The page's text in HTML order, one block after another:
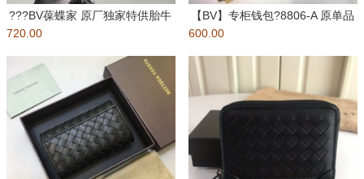
???BV葆蝶家 原厂独家特供胎牛
皮?纯手工编织 皮质越用越
720.00
【BV】专柜钱包?8806-A 原单品
质 采用顶级打蜡牛皮
600.00